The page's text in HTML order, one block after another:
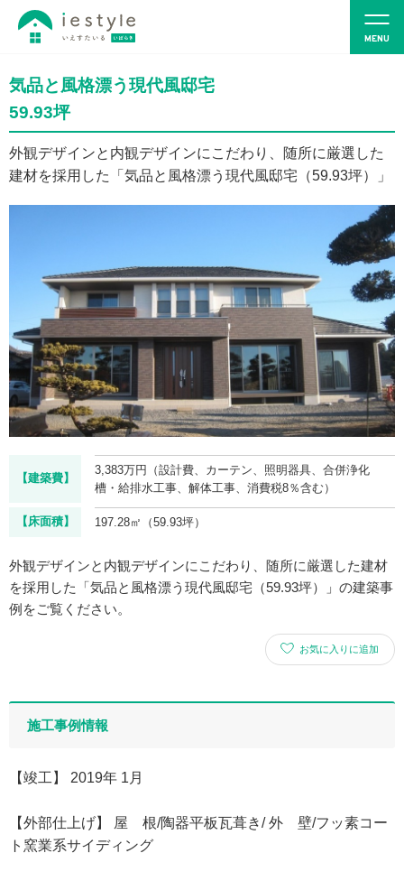
気品と風格漂う現代風邸宅
59.93坪
外観デザインと内観デザインにこだわり、随所に厳選した
建材を採用した「気品と風格漂う現代風邸宅（59.93坪）」
【建築費】
3,383万円（設計費、カーテン、照明器具、合併浄化
槽・給排水工事、解体工事、消費税8％含む）
【床面積】 197.28㎡（59.93坪）
外観デザインと内観デザインにこだわり、随所に厳選した建材
を採用した「気品と風格漂う現代風邸宅（59.93坪）」の建築事
例をご覧ください。
お気に入りに追加
施工事例情報
【竣工】 2019年 1月
【外部仕上げ】 屋 根/陶器平板瓦葺き/ 外 壁/フッ素コー
ト窯業系サイディング